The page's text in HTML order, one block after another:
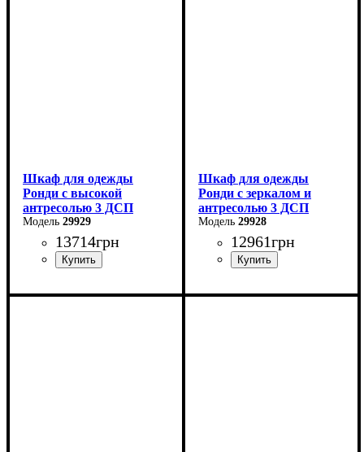
Шкаф для одежды
Ронди с высокой
антресолью 3 ДСП
29929
13714грн
Ширина: 121 см
Шкаф для одежды
Ронди с зеркалом и
антресолью 3 ДСП
29928
12961грн
Ширина: 121 см